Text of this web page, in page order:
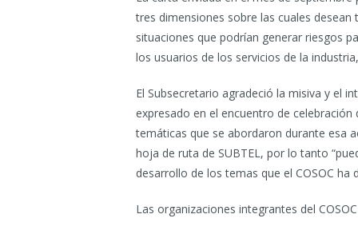
tres dimensiones sobre las cuales
situaciones que podrían generar riesgos
los usuarios de los servicios de la
El Subsecretario agradeció la misiva y el
expresado en el encuentro de celebración
temáticas que se abordaron durante esa
hoja de ruta de SUBTEL, por lo tanto
desarrollo de los temas que el COSOC
Las organizaciones integrantes del